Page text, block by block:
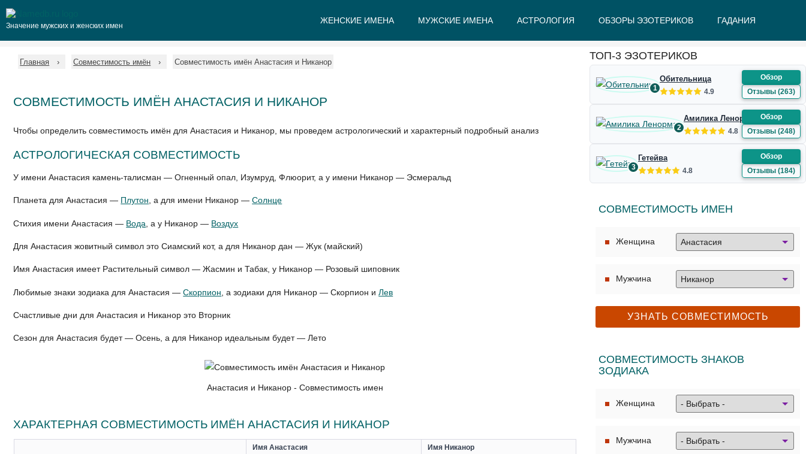
Значение мужских и женских имен
ЖЕНСКИЕ ИМЕНА МУЖСКИЕ ИМЕНА АСТРОЛОГИЯ ОБЗОРЫ ЭЗОТЕРИКОВ ГАДАНИЯ
Главная Совместимость имён Совместимость имён Анастасия и Никанор
СОВМЕСТИМОСТЬ ИМЁН АНАСТАСИЯ И НИКАНОР
Чтобы определить совместимость имён для Анастасия и Никанор, мы проведем астрологический и характерный подробный анализ
АСТРОЛОГИЧЕСКАЯ СОВМЕСТИМОСТЬ
У имени Анастасия камень-талисман — Огненный опал, Изумруд, Флюорит, а у имени Никанор — Эсмеральд
Планета для Анастасия — Плутон , а для имени Никанор —Солнце
Стихия имени Анастасия — Вода , а у Никанор — Воздух
Для Анастасия жовитный символ это Сиамский кот, а для Никанор дан — Жук (майский)
Имя Анастасия имеет Растительный символ — Жасмин и Табак, у Никанор — Розовый шиповник
Любимые знаки зодиака для Анастасия —Скорпион , а зодиаки для Никанор — Скорпион иЛев
Счастливые дни для Анастасия и Никанор это Вторник
Сезон для Анастасия будет — Осень, а для Никанор идеальным будет — Лето
Анастасия и Никанор - Совместимость имен
ХАРАКТЕРНАЯ СОВМЕСТИМОСТЬ ИМЁН АНАСТАСИЯ И НИКАНОР
Имя Анастасия
Имя Никанор
ТОП-3 ЭЗОТЕРИКОВ
1
Обительница
4.9
Обзор
Отзывы (263)
2
Амилика Ленорман
4.8
Обзор
Отзывы (248)
3
Гетейва
4.8
Обзор
Отзывы (184)
СОВМЕСТИМОСТЬ ИМЕН
Женщина
Мужчина
СОВМЕСТИМОСТЬ ЗНАКОВ
ЗОДИАКА
Женщина
Мужчина